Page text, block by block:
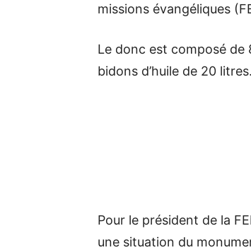
missions évangéliques
Le donc est composé de
bidons d’huile de 20 litres.
Pour le président de la
une situation du